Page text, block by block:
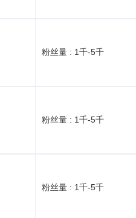
粉丝量 : 1千-5千
粉丝量 : 1千-5千
粉丝量 : 1千-5千